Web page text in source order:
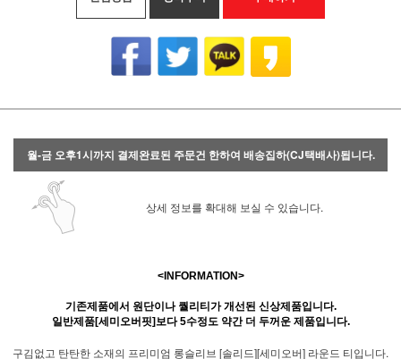
월-금 오후1시까지 결제완료된 주문건 한하여 배송집하(CJ택배사)됩니다.
상세 정보를 확대해 보실 수 있습니다.
<INFORMATION>
기존제품에서 원단이나 퀄리티가 개선된 신상제품입니다.
일반제품[세미오버핏]보다 5수정도 약간 더 두꺼운 제품입니다.
구김없고 탄탄한 소재의 프리미엄 롱슬리브 [솔리드][세미오버] 라운드 티입니다.